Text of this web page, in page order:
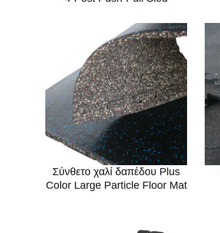
Σύνθετο χαλί δαπέδου Plus
Color Large Particle Floor Mat